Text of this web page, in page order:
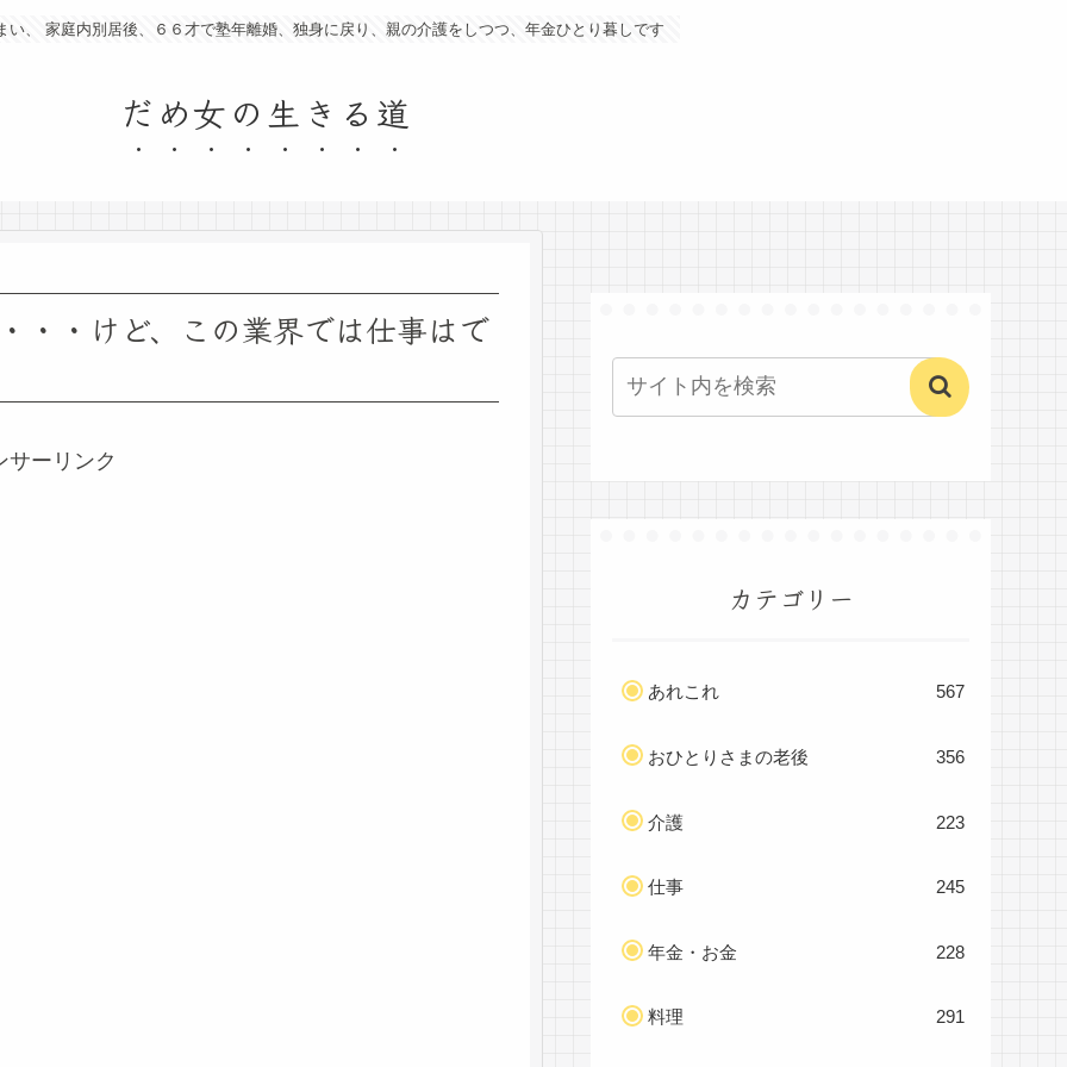
い、 家庭内別居後、６６才で塾年離婚、独身に戻り、親の介護をしつつ、年金ひとり暮しです
だめ女の生きる道
・・けど、この業界では仕事はで
サーリンク
カテゴリー
あれこれ 567
おひとりさまの老後 356
介護 223
仕事 245
年金・お金 228
料理 291